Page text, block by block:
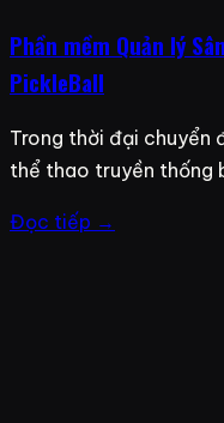
Phần mềm Quản lý
PickleBall
Trong thời đại chuyển
thể thao truyền thống
Đọc tiếp →